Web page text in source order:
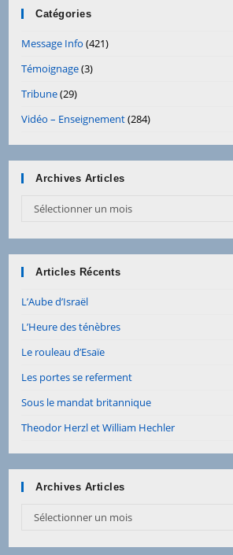
Catégories
Message Info (421)
Témoignage(3)
Tribune(29)
Vidéo – Enseignement(284)
Archives Articles
Archives
Sélectionner un mois
Articles Récents
L’Aube d’Israël
L’Heure des ténèbres
Le rouleau d’Esaïe
Les portes se referment
Sous le mandat britannique
Theodor Herzl et William Hechler
Archives Articles
Archives
Sélectionner un mois